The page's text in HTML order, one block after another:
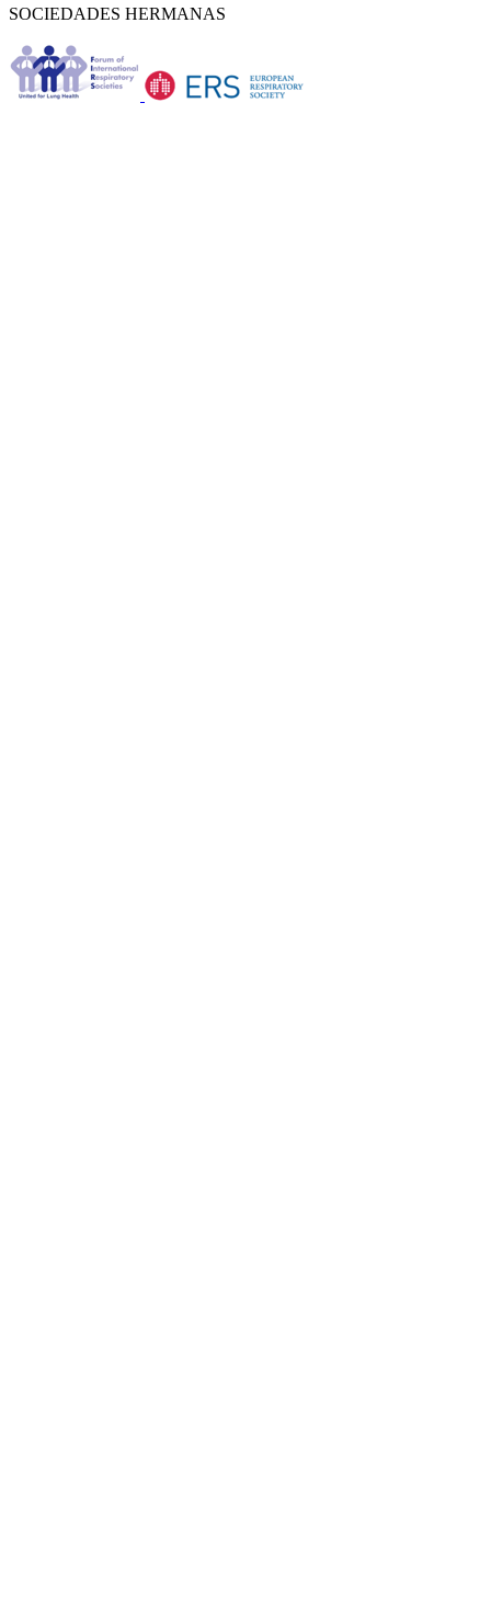
SOCIEDADES HERMANAS